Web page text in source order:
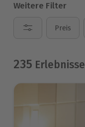
Weitere Filter
Preis
235 Erlebnisse